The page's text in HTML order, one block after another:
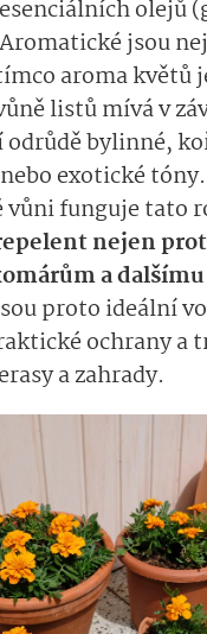
olejů
jsou
aroma květů
listů mívá v
bylinné,
exotické
vůni funguje tato
nejen
a
proto ideální
ochrany a
a zahrady.